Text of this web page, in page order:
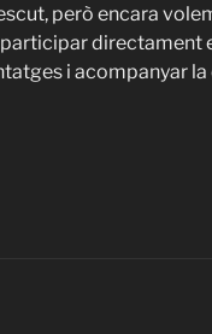
però encara
participar directament
i acompanyar la